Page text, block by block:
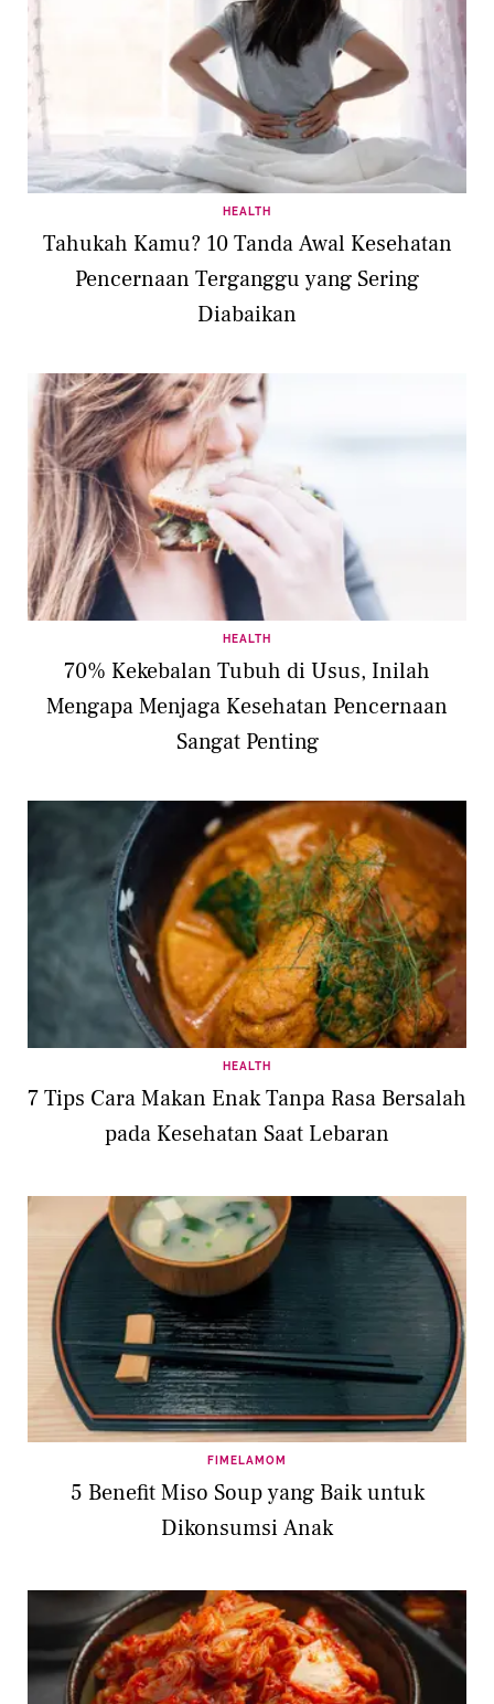
HEALTH
Tahukah Kamu? 10 Tanda Awal Kesehatan
Pencernaan Terganggu yang Sering
Diabaikan
HEALTH
70% Kekebalan Tubuh di Usus, Inilah
Mengapa Menjaga Kesehatan Pencernaan
Sangat Penting
HEALTH
7 Tips Cara Makan Enak Tanpa Rasa Bersalah
pada Kesehatan Saat Lebaran
FIMELAMOM
5 Benefit Miso Soup yang Baik untuk
Dikonsumsi Anak